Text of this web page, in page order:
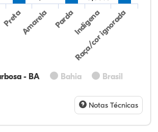
- BA Bahia Brasil
PretaAmarela PardaIndígena
Raça/cor ignorada
Notas Técnicas